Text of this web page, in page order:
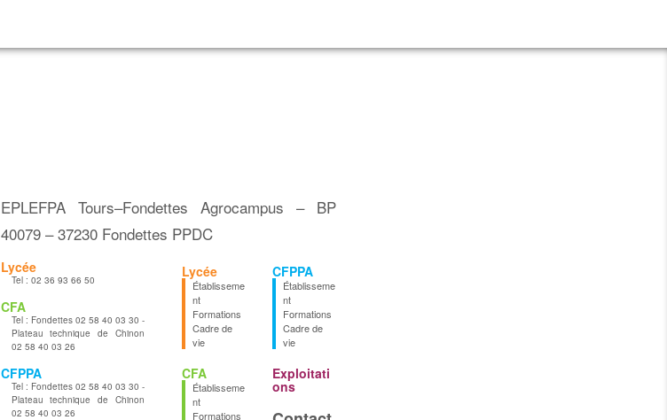
EPLEFPA Tours–Fondettes Agrocampus – BP
40079 – 37230 Fondettes PPDC
Lycée
Tel : 02 36 93 66 50
CFA
Tel : Fondettes 02 58 40 03 30 -
Plateau technique de Chinon
02 58 40 03 26
CFPPA
Tel : Fondettes 02 58 40 03 30 -
Plateau technique de Chinon
02 58 40 03 26
Lycée
Établisseme
nt
Formations
Cadre de
vie
CFA
Établisseme
nt
Formations
CFPPA
Établisseme
nt
Formations
Cadre de
vie
Exploitati
ons